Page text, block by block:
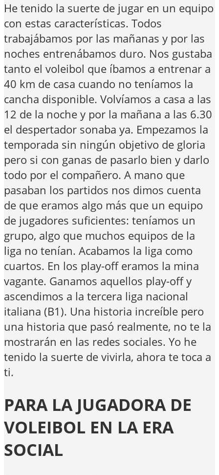
He tenido la suerte de jugar en un equipo
con estas características. Todos
trabajábamos por las mañanas y por las
noches entrenábamos duro. Nos gustaba
tanto el voleibol que íbamos a entrenar a
40 km de casa cuando no teníamos la
cancha disponible. Volvíamos a casa a las
12 de la noche y por la mañana a las 6.30
el despertador sonaba ya. Empezamos la
temporada sin ningún objetivo de gloria
pero si con ganas de pasarlo bien y darlo
todo por el compañero. A mano que
pasaban los partidos nos dimos cuenta
de que eramos algo más que un equipo
de jugadores suficientes: teníamos un
grupo, algo que muchos equipos de la
liga no tenían. Acabamos la liga como
cuartos. En los play-off eramos la mina
vagante. Ganamos aquellos play-off y
ascendimos a la tercera liga nacional
italiana (B1). Una historia increíble pero
una historia que pasó realmente, no te la
mostrarán en las redes sociales. Yo he
tenido la suerte de vivirla, ahora te toca a
ti.
PARA LA JUGADORA DE
VOLEIBOL EN LA ERA
SOCIAL